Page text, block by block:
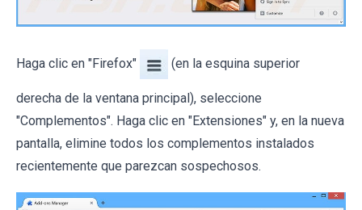
Haga clic en "Firefox" (en la esquina superior
derecha de la ventana principal), seleccione
"Complementos". Haga clic en "Extensiones" y, en la nueva
pantalla, elimine todos los complementos instalados
recientemente que parezcan sospechosos.